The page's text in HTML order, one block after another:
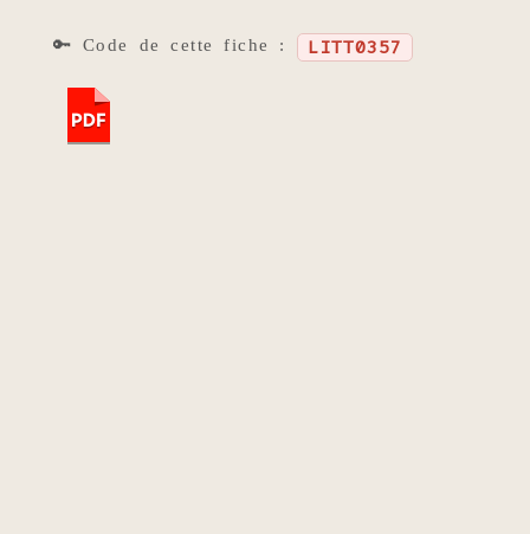
🔑 Code de cette fiche : LITT0357